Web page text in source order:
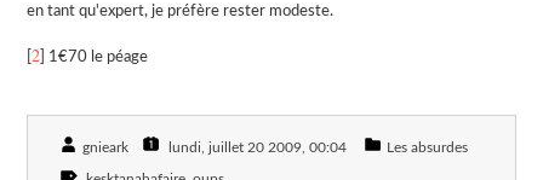
en tant qu'expert, je préfère rester modeste.
[2 ] 1€70 le péage
gnieark lundi, juillet 20 2009, 00:04 Les absurdes